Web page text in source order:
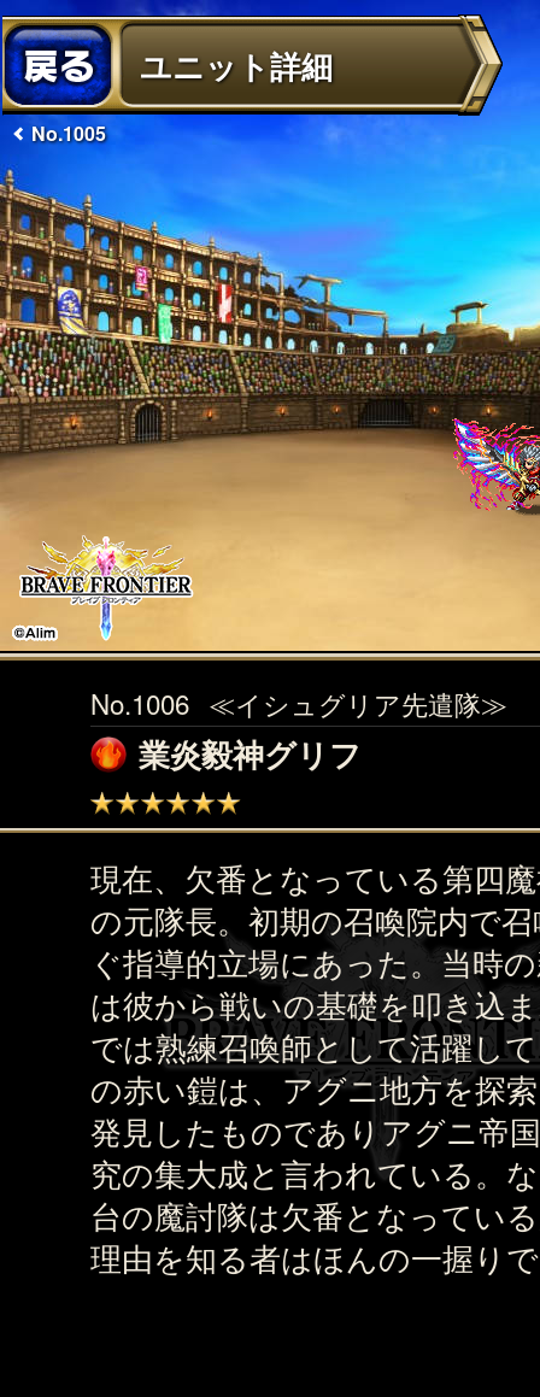
ユニット詳細
No.1005
No.1006 ≪イシュグリア先遣隊≫
業炎毅神グリフ
現在、欠番となっている第四
の元隊長。初期の召喚院内で
ぐ指導的立場にあった。当時
は彼から戦いの基礎を叩き込
では熟練召喚師として活躍し
の赤い鎧は、アグニ地方を探
発見したものでありアグニ帝
究の集大成と言われている。
台の魔討隊は欠番となってい
理由を知る者はほんの一握り